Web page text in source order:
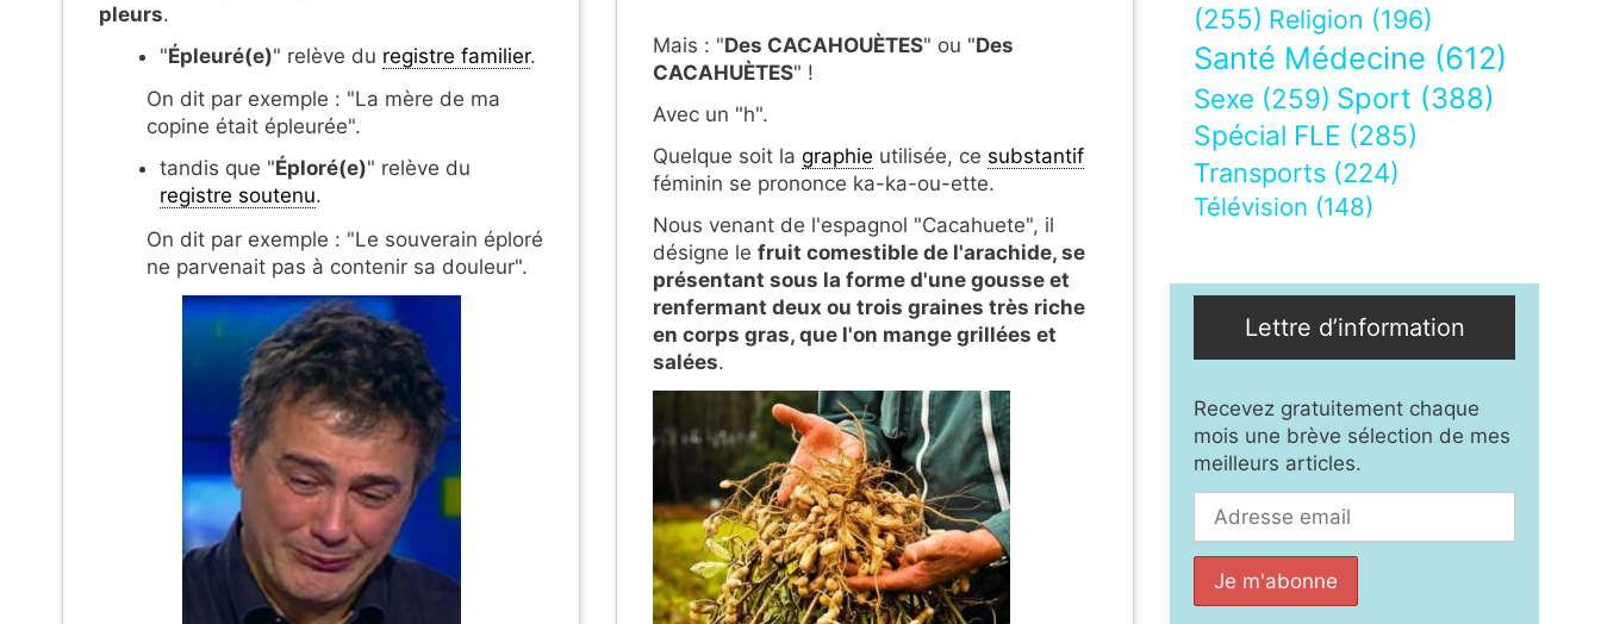
Mais : "Des CACAHOUÈTES" ou "Des
CACAHUÈTES" !
Avec un "h".
Quelque soit la graphie utilisée, ce substantif
féminin se prononce ka-ka-ou-ette.
Nous venant de l'espagnol "Cacahuete", il
désigne le fruit comestible de l'arachide, se
présentant sous la forme d'une gousse et
renfermant deux ou trois graines très riche
en corps gras, que l'on mange grillées et
salées.
pleurs.
"Épleuré(e)" relève du registre familier.
On dit par exemple : "La mère de ma
copine était épleurée".
tandis que "Éploré(e)" relève du
registre soutenu.
On dit par exemple : "Le souverain éploré
ne parvenait pas à contenir sa douleur".
(255) Religion (196)
Santé Médecine (612)
Sexe (259) Sport (388)
Spécial FLE (285)
Transports (224)
Télévision (148)
Lettre d’information
Recevez gratuitement chaque
mois une brève sélection de mes
meilleurs articles.